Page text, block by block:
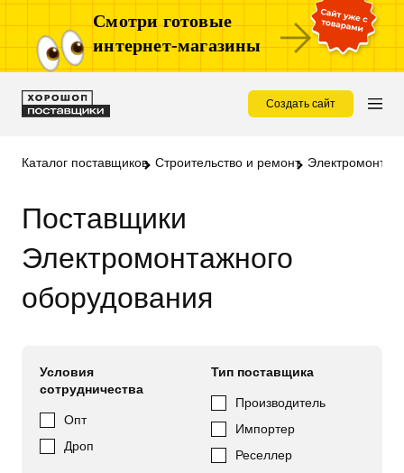
Смотри готовые
интернет-магазины
Создать сайт
Каталог поставщиков Строительство и ремонт
Поставщики
Электромонтажного
оборудования
Условия
сотрудничества
Опт
Дроп
Тип поставщика
Производитель
Импортер
Реселлер